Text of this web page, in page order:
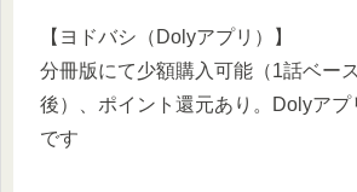
【ヨドバシ（Dolyアプリ）】
分冊版にて少額購入可能（1話ベー
後）、ポイント還元あり。Dolyアプ
です